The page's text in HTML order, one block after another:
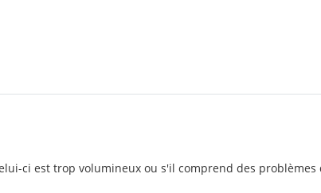
ci est trop volumineux ou s'il comprend des